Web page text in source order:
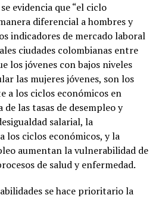
evidencia que “el ciclo
diferencial a hombres y
indicadores de mercado laboral
ciudades colombianas entre
los jóvenes con bajos niveles
las mujeres jóvenes, son los
a los ciclos económicos en
las tasas de desempleo y
salarial, la
los ciclos económicos, y la
aumentan la vulnerabilidad de
de salud y enfermedad.
se hace prioritario la